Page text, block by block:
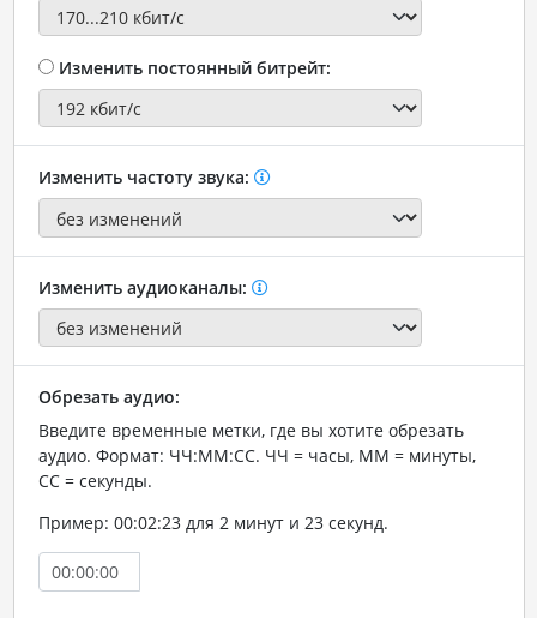
Изменить постоянный битрейт:
Изменить частоту звука:
Изменить аудиоканалы:
Обрезать аудио:
Введите временные метки, где вы хотите обрезать
аудио. Формат: ЧЧ:ММ:СС. ЧЧ = часы, ММ = минуты,
СС = секунды.
Пример: 00:02:23 для 2 минут и 23 секунд.